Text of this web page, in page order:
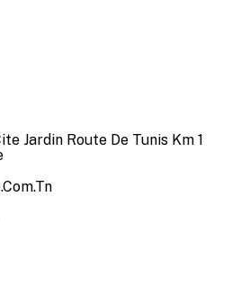
Jardin Route De Tunis Km 1